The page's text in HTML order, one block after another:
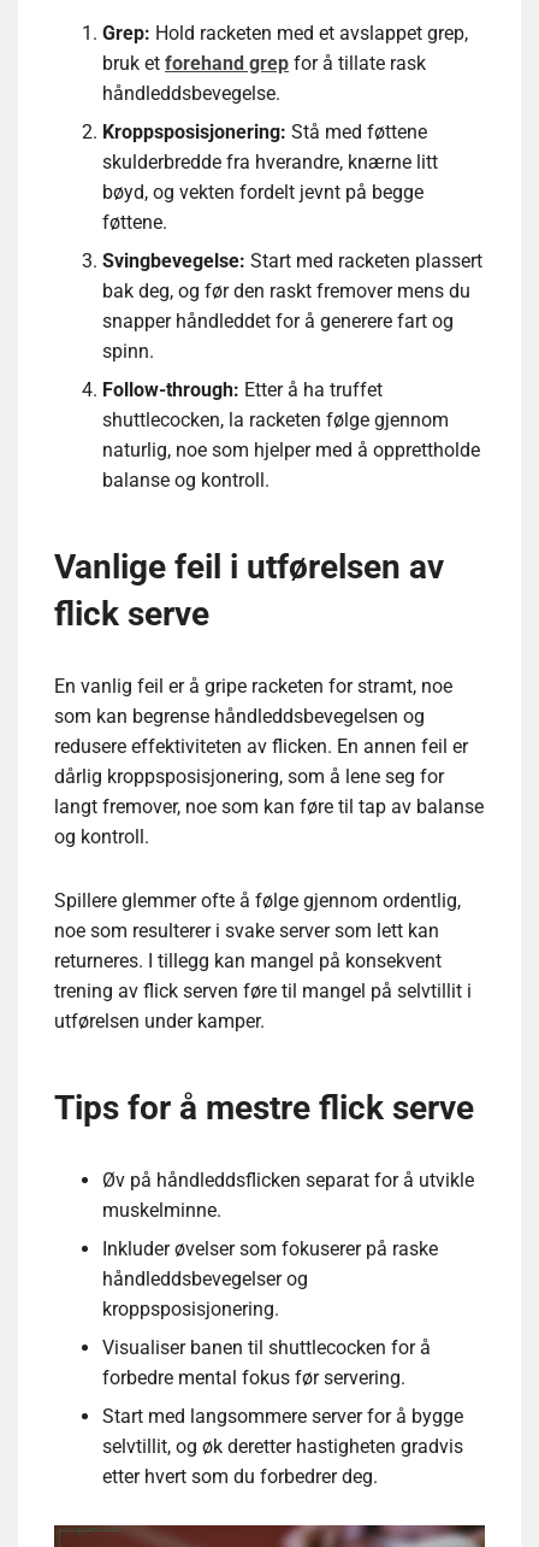
Grep: Hold racketen med et avslappet grep,
bruk et forehand grep for å tillate rask
håndleddsbevegelse.
Kroppsposisjonering: Stå med føttene
skulderbredde fra hverandre, knærne litt
bøyd, og vekten fordelt jevnt på begge
føttene.
Svingbevegelse: Start med racketen plassert
bak deg, og før den raskt fremover mens du
snapper håndleddet for å generere fart og
spinn.
Follow-through: Etter å ha truffet
shuttlecocken, la racketen følge gjennom
naturlig, noe som hjelper med å opprettholde
balanse og kontroll.
Vanlige feil i utførelsen av
flick serve
En vanlig feil er å gripe racketen for stramt, noe
som kan begrense håndleddsbevegelsen og
redusere effektiviteten av flicken. En annen feil er
dårlig kroppsposisjonering, som å lene seg for
langt fremover, noe som kan føre til tap av balanse
og kontroll.
Spillere glemmer ofte å følge gjennom ordentlig,
noe som resulterer i svake server som lett kan
returneres. I tillegg kan mangel på konsekvent
trening av flick serven føre til mangel på selvtillit i
utførelsen under kamper.
Tips for å mestre flick serve
Øv på håndleddsflicken separat for å utvikle
muskelminne.
Inkluder øvelser som fokuserer på raske
håndleddsbevegelser og
kroppsposisjonering.
Visualiser banen til shuttlecocken for å
forbedre mental fokus før servering.
Start med langsommere server for å bygge
selvtillit, og øk deretter hastigheten gradvis
etter hvert som du forbedrer deg.